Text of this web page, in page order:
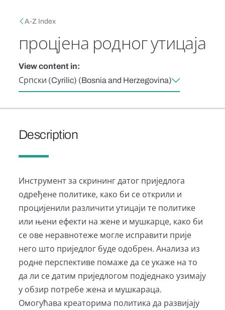
Breadcrumb
A-Z Index
процјена родног утицаја
View content in:
Српски (Cyrilic) (Bosnia and Herzegovina)
Description
Инструмент за скрининг датог приједлога
одређене политике, како би се открили и
процијенили различити утицаји те политике
или њени ефекти на жене и мушкарце, како би
се ове неравнотеже могле исправити прије
него што приједлог буде одобрен. Анализа из
родне перспективе помаже да се укаже на то
да ли се датим приједлогом подједнако узимају
у обзир потребе жена и мушкараца.
Омогућава креаторима политика да развијају